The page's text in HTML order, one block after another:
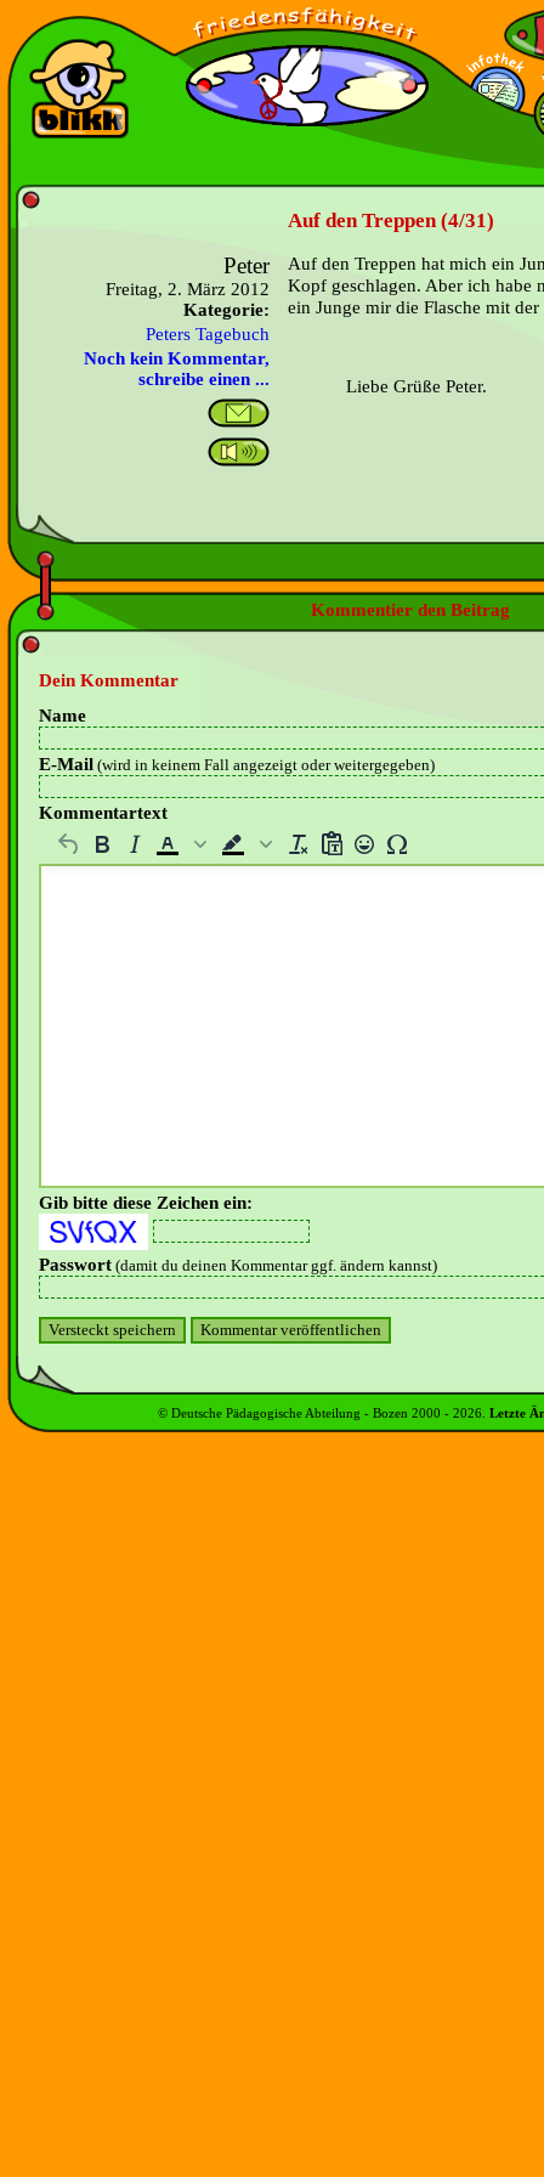
Auf den Treppen (4/31)
Peter
Freitag, 2. März 2012
Kategorie:
Peters Tagebuch
Noch kein Kommentar,
schreibe einen ...
Auf den Treppen hat mich ein
Kopf geschlagen. Aber ich habe
ein Junge mir die Flasche mit
Liebe Grüße Peter.
Kommentier den Beitrag
Dein Kommentar
Name
E-Mail (wird in keinem Fall angezeigt oder weitergegeben)
Kommentartext
Gib bitte diese Zeichen ein:
Passwort (damit du deinen Kommentar ggf. ändern kannst)
© Deutsche Pädagogische Abteilung - Bozen 2000 - 2026 Letzte